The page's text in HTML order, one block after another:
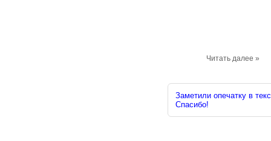
Читать далее »
Заметили опечатку в
Спасибо!